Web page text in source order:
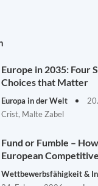
Europe in 2035: Four
Choices that Matter
Europa in der Welt
Crist, Malte Zabel
Fund or Fumble –
European
Wettbewerbsfähigkeit &